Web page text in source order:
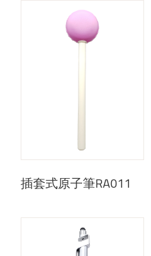
插套式原子筆RA011